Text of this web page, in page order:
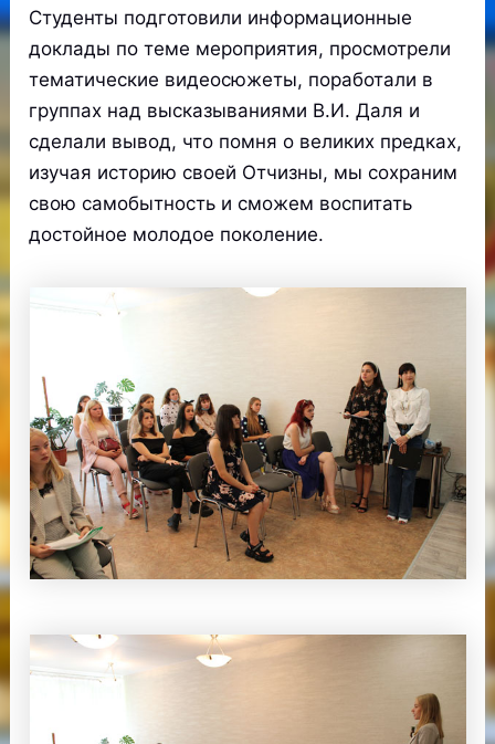
Студенты подготовили информационные
доклады по теме мероприятия, просмотрели
тематические видеосюжеты, поработали в
группах над высказываниями В.И. Даля и
сделали вывод, что помня о великих предках,
изучая историю своей Отчизны, мы сохраним
свою самобытность и сможем воспитать
достойное молодое поколение.